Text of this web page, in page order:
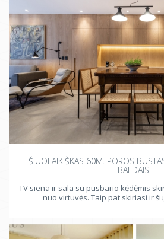
ŠIUOLAIKIŠKAS 60M. POROS
BALDAIS
TV siena ir sala su pusbario kėdėmis
nuo virtuvės. Taip pat skiriasi ir